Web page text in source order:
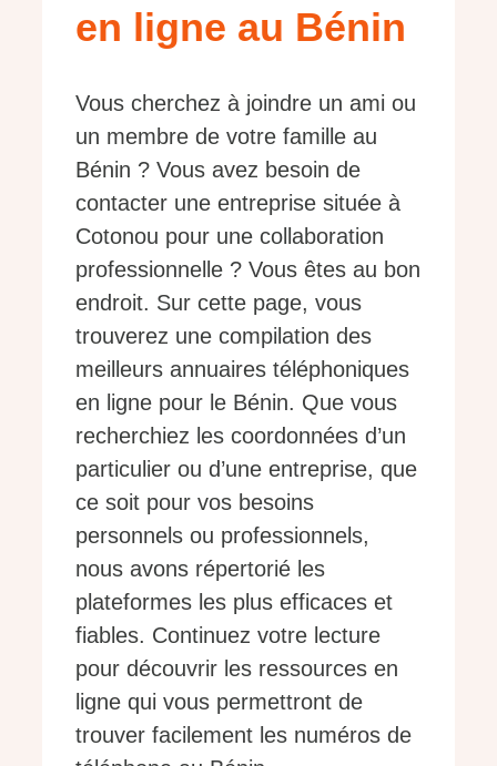
en ligne au Bénin
Vous cherchez à joindre un ami ou
un membre de votre famille au
Bénin ? Vous avez besoin de
contacter une entreprise située à
Cotonou pour une collaboration
professionnelle ? Vous êtes au bon
endroit. Sur cette page, vous
trouverez une compilation des
meilleurs annuaires téléphoniques
en ligne pour le Bénin. Que vous
recherchiez les coordonnées d’un
particulier ou d’une entreprise, que
ce soit pour vos besoins
personnels ou professionnels,
nous avons répertorié les
plateformes les plus efficaces et
fiables. Continuez votre lecture
pour découvrir les ressources en
ligne qui vous permettront de
trouver facilement les numéros de